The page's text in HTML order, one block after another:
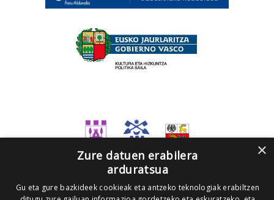
×
Zure datuen erabilera
arduratsua
Gu eta gure bazkideek cookieak eta antzeko teknologiak erabiltzen